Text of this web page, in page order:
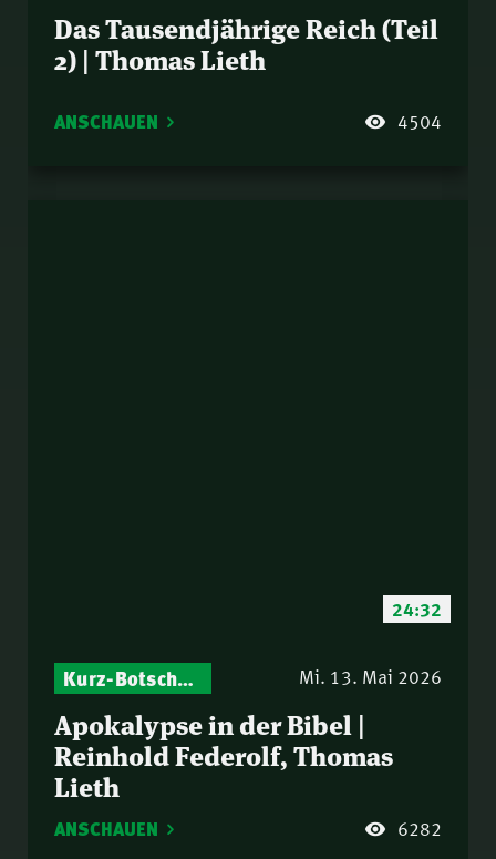
Das Tausendjährige Reich (Teil
2) | Thomas Lieth
ANSCHAUEN 4504
24:32
Kurz-Botschaften – Biblische Impulse mit Zukunft im Blick Mi. 13. Mai 2026
Apokalypse in der Bibel |
Reinhold Federolf, Thomas
Lieth
ANSCHAUEN 6282